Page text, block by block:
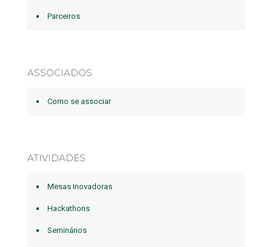
Parceiros
ASSOCIADOS
Como se associar
ATIVIDADES
Mesas Inovadoras
Hackathons
Seminários